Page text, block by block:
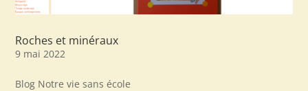
Roches et minéraux
9 mai 2022
Blog Notre vie sans école